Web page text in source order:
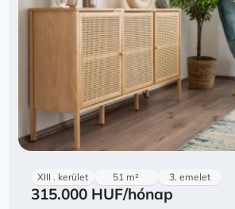
XIII . kerület 51 m² 3. emelet
315.000 HUF/hónap